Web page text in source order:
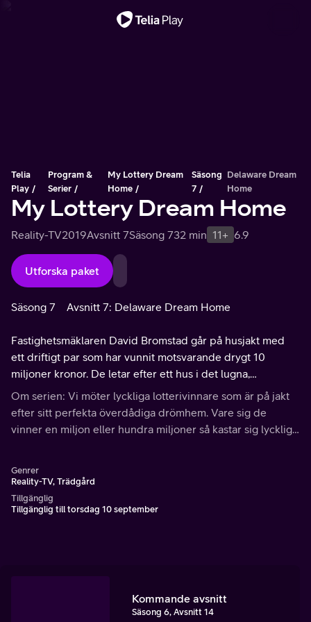
Telia
Play
Program &
Serier
My Lottery Dream
Home
Säsong
7
Delaware Dream
Home
My Lottery Dream Home
Reality-TV2019Avsnitt 7Säsong 732 min 11+ 6.9
Utforska paket
Säsong 7 Avsnitt 7: Delaware Dream Home
Fastighetsmäklaren David Bromstad går på husjakt med
ett driftigt par som har vunnit motsvarande drygt 10
miljoner kronor. De letar efter ett hus i det lugna,
avslappnande Bethany Beach i Delaware.
Om serien: Vi möter lyckliga lotterivinnare som är på jakt
efter sitt perfekta överdådiga drömhem. Vare sig de
vinner en miljon eller hundra miljoner så kastar sig lyckliga
Genrer
Reality-TV, Trädgård
Tillgänglig
Tillgänglig till torsdag 10 september
Kommande avsnitt
Säsong 6, Avsnitt 14